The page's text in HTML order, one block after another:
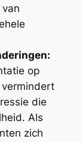
op
die
Als
zich